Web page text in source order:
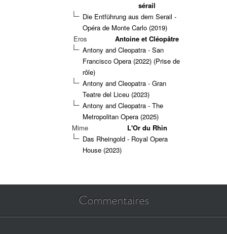
sérail
Die Entführung aus dem Serail -
Opéra de Monte Carlo (2019)
Eros
Antoine et Cléopâtre
Antony and Cleopatra - San
Francisco Opera (2022) (Prise de
rôle)
Antony and Cleopatra - Gran
Teatre del Liceu (2023)
Antony and Cleopatra - The
Metropolitan Opera (2025)
Mime
L'Or du Rhin
Das Rheingold - Royal Opera
House (2023)
Commentaires